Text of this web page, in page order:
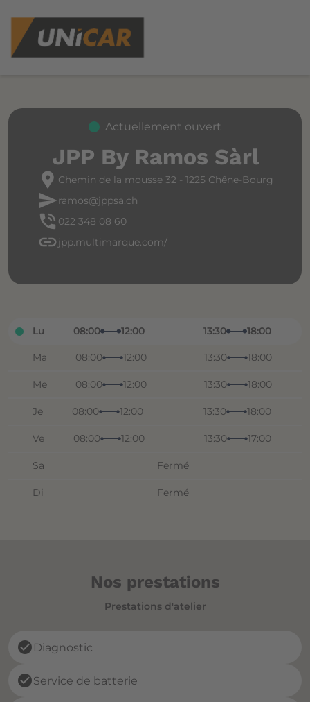
Actuellement ouvert
JPP By Ramos Sàrl
location_pin Chemin de la mousse 32 - 1225 Chêne-Bourg
sendramos@jppsa.ch
phone_in_talk 022 348 08 60
linkjpp.multimarque.com/
Lu 08:00 12:00 13:30 18:00
Ma 08:00 12:00 13:30 18:00
Me 08:00 12:00 13:30 18:00
Je 08:00 12:00 13:30 18:00
Ve 08:00 12:00 13:30 17:00
Sa Fermé
Di Fermé
Nos prestations
Prestations d'atelier
check_circle Diagnostic
check_circleService de batterie